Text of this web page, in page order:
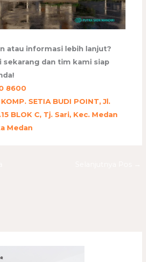
atau informasi lebih lanjut?
sekarang dan tim kami siap
8600
SETIA BUDI POINT, Jl.
BLOK C, Tj. Sari, Kec. Medan
Medan